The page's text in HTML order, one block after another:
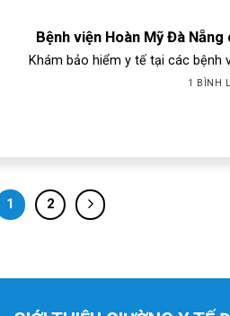
Bệnh viện Hoàn Mỹ Đà
Khám bảo hiểm y tế tại các bệnh
1 BÌNH
1 2